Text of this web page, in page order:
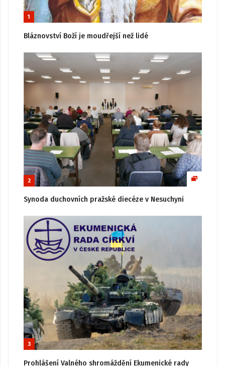
1
Bláznovství Boží je moudřejší než lidé
2
Synoda duchovních pražské diecéze v Nesuchyni
3
Prohlášení Valného shromáždění Ekumenické rady